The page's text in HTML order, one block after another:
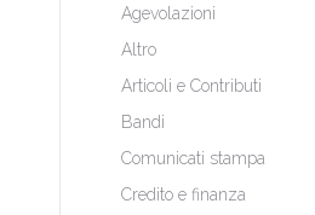
Agevolazioni
Altro
Articoli e Contributi
Bandi
Comunicati stampa
Credito e finanza